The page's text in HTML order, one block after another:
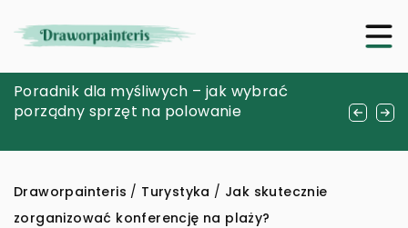
Nowoczesne Strategie Zapewnienia
Bezpieczeństwa na Terenach
Poradnik dla myśliwych – jak wybrać
porządny sprzęt na polowanie
Ewolucja stylu sneakersów – od boiska do
ulic mody
Draworpainteris / Turystyka / Jak skutecznie
zorganizować konferencję na plaży?